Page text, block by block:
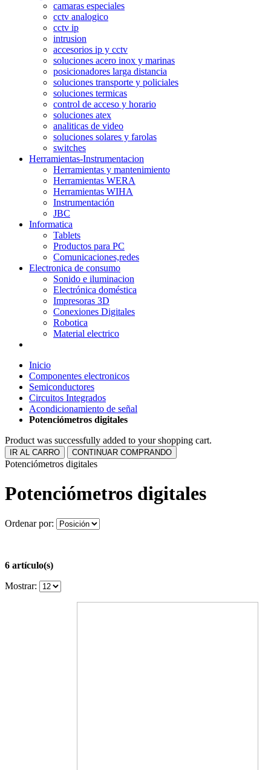
camaras especiales
cctv analogico
cctv ip
intrusion
accesorios ip y cctv
soluciones acero inox y marinas
posicionadores larga distancia
soluciones transporte y policiales
soluciones termicas
control de acceso y horario
soluciones atex
analiticas de video
soluciones solares y farolas
switches
Herramientas-Instrumentacion
Herramientas y mantenimiento
Herramientas WERA
Herramientas WIHA
Instrumentación
JBC
Informatica
Tablets
Productos para PC
Comunicaciones,redes
Electronica de consumo
Sonido e iluminacion
Electrónica doméstica
Impresoras 3D
Conexiones Digitales
Robotica
Material electrico
Inicio
Componentes electronicos
Semiconductores
Circuitos Integrados
Acondicionamiento de señal
Potenciómetros digitales
Product was successfully added to your shopping cart.
IR AL CARRO CONTINUAR COMPRANDO
Potenciómetros digitales
Potenciómetros digitales
Ordenar por:
6 artículo(s)
Mostrar: